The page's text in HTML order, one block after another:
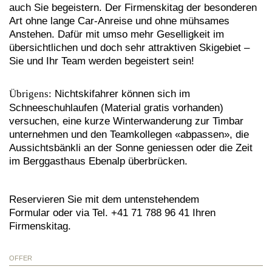
auch Sie begeistern. Der Firmenskitag der besonderen
Art ohne lange Car-Anreise und ohne mühsames
Anstehen. Dafür mit umso mehr Geselligkeit im
übersichtlichen und doch sehr attraktiven Skigebiet –
Sie und Ihr Team werden begeistert sein!
Übrigens: Nichtskifahrer können sich im
Schneeschuhlaufen (Material gratis vorhanden)
versuchen, eine kurze Winterwanderung zur Timbar
unternehmen und den Teamkollegen «abpassen», die
Aussichtsbänkli an der Sonne geniessen oder die Zeit
im Berggasthaus Ebenalp überbrücken.
Reservieren Sie mit dem untenstehendem
Formular oder via Tel. +41 71 788 96 41 Ihren
Firmenskitag.
OFFER